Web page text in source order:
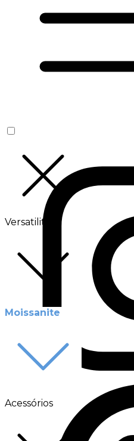
Versatilité
Moissanite
Acessórios